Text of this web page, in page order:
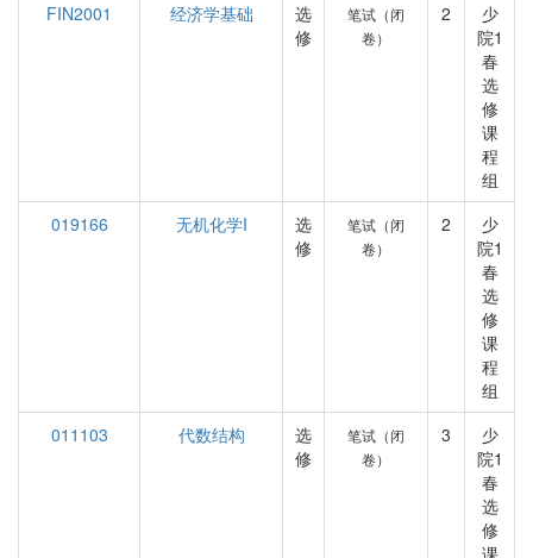
FIN2001
经济学基础
选
修
笔试（闭
卷）
2
少
院1
春
选
修
课
程
组
019166
无机化学I
选
修
笔试（闭
卷）
2
少
院1
春
选
修
课
程
组
011103
代数结构
选
修
笔试（闭
卷）
3
少
院1
春
选
修
课